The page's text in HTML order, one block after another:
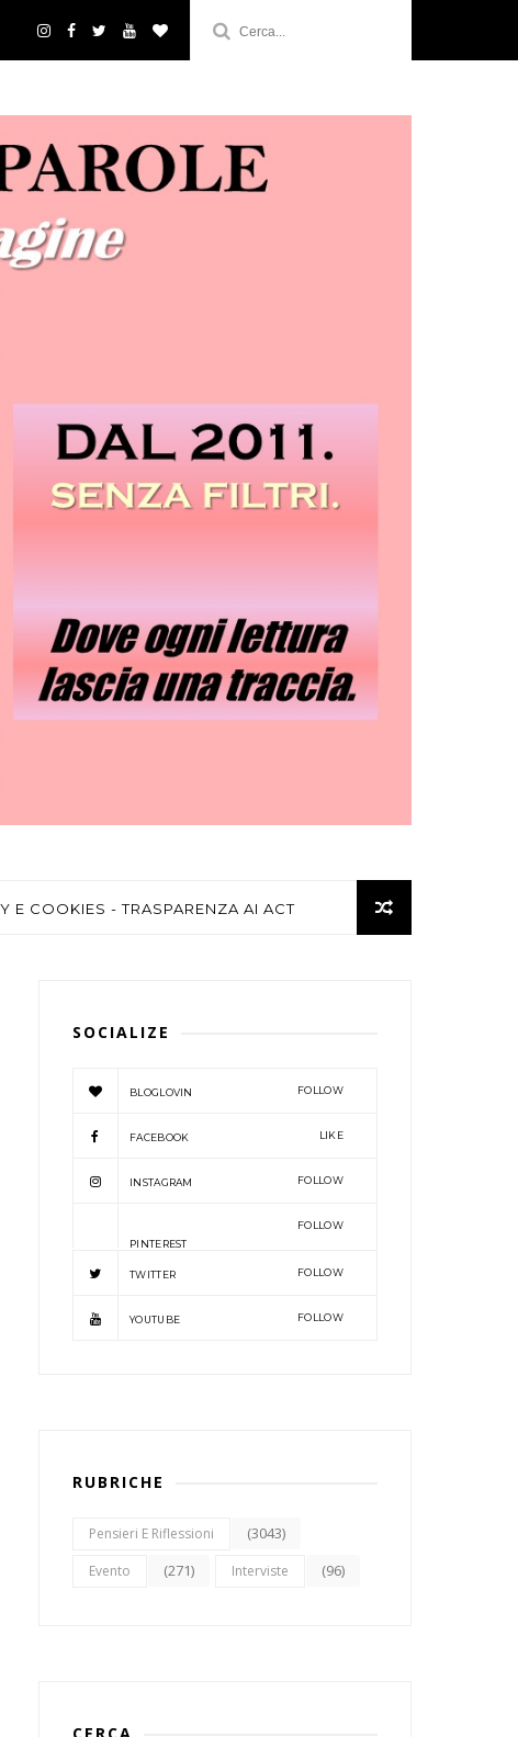
E COOKIES - TRASPARENZA AI ACT
SOCIALIZE
BLOGLOVIN FOLLOW
FACEBOOK LIKE
INSTAGRAM FOLLOW
PINTEREST
FOLLOW
TWITTER FOLLOW
YOUTUBE FOLLOW
RUBRICHE
Pensieri E Riflessioni (3043)
Evento (271) Interviste (96)